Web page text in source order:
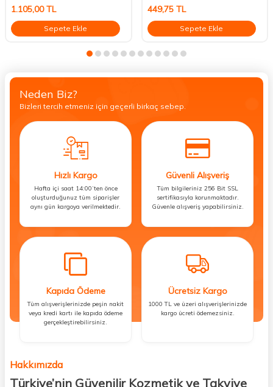
1.105,00TL
Sepete Ekle
449,75TL
Sepete Ekle
Neden Biz?
Bizleri tercih etmeniz için geçerli birkaç sebep.
Hızlı Kargo
Hafta içi saat 14:00’ten önce
oluşturduğunuz tüm siparişler
aynı gün kargoya verilmektedir.
Güvenli Alışveriş
Tüm bilgileriniz 256 Bit SSL
sertifikasıyla korunmaktadır.
Güvenle alışveriş yapabilirsiniz.
Kapıda Ödeme
Tüm alışverişlerinizde peşin nakit
veya kredi kartı ile kapıda ödeme
gerçekleştirebilirsiniz.
Ücretsiz Kargo
1000 TL ve üzeri alışverişlerinizde
kargo ücreti ödemezsiniz.
Hakkımızda
Türkiye’nin Güvenilir Kozmetik ve Takviye